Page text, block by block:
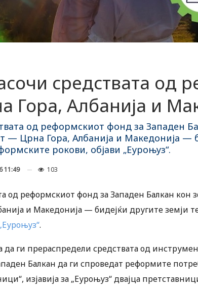
средствата од
Гора, Албанија и
од реформскиот фонд за Западен
— Црна Гора, Албанија и Македонија —
рокови, објави „Еуроњуз“.
11:49 103
од реформскиот фонд за Западен Балкан
и Македонија — бидејќи другите земји
.
да ги прераспредели средствата од
Балкан да ги спроведат реформите
изјавија за „Еуроњуз“ двајца